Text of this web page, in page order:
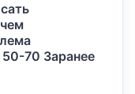
70 Заранее